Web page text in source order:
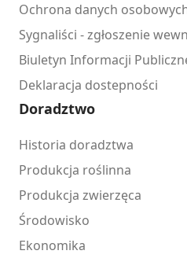
Ochrona danych
Sygnaliści - zgłoszenie
Biuletyn Informacji
Deklaracja dostepności
Doradztwo
Historia doradztwa
Produkcja roślinna
Produkcja zwierzęca
Środowisko
Ekonomika